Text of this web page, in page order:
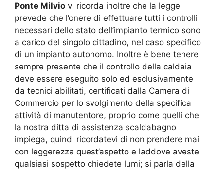
Ponte Milvio vi ricorda inoltre che la legge
prevede che l’onere di effettuare tutti i controlli
necessari dello stato dell’impianto termico sono
a carico del singolo cittadino, nel caso specifico
di un impianto autonomo. Inoltre è bene tenere
sempre presente che il controllo della caldaia
deve essere eseguito solo ed esclusivamente
da tecnici abilitati, certificati dalla Camera di
Commercio per lo svolgimento della specifica
attività di manutentore, proprio come quelli che
la nostra ditta di assistenza scaldabagno
impiega, quindi ricordatevi di non prendere mai
con leggerezza quest’aspetto e laddove aveste
qualsiasi sospetto chiedete lumi; si parla della